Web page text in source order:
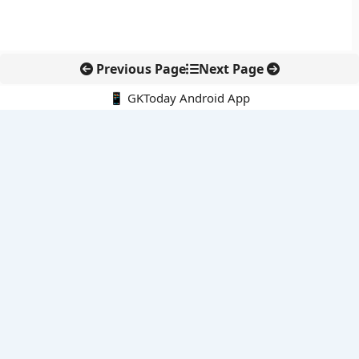
Previous Page Next Page
📱 GKToday Android App